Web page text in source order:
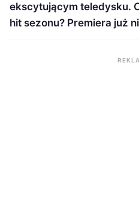
ekscytującym teledysku.
hit sezonu? Premiera już